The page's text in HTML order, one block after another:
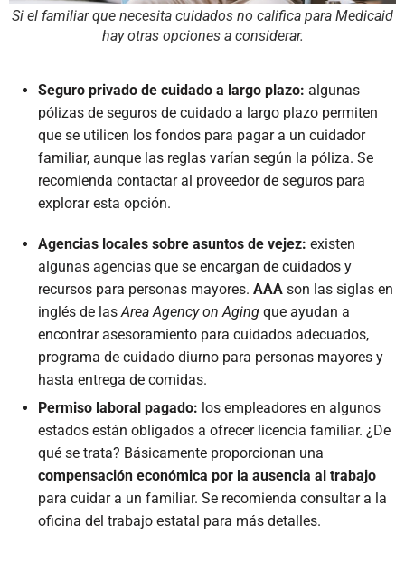
Si el familiar que necesita cuidados no califica para Medicaid
hay otras opciones a considerar.
Seguro privado de cuidado a largo plazo: algunas
pólizas de seguros de cuidado a largo plazo permiten
que se utilicen los fondos para pagar a un cuidador
familiar, aunque las reglas varían según la póliza. Se
recomienda contactar al proveedor de seguros para
explorar esta opción.
Agencias locales sobre asuntos de vejez: existen
algunas agencias que se encargan de cuidados y
recursos para personas mayores. AAA son las siglas en
inglés de lasArea Agency on Aging que ayudan a
encontrar asesoramiento para cuidados adecuados,
programa de cuidado diurno para personas mayores y
hasta entrega de comidas.
Permiso laboral pagado: los empleadores en algunos
estados están obligados a ofrecer licencia familiar. ¿De
qué se trata? Básicamente proporcionan una
compensación económica por la ausencia al trabajo
para cuidar a un familiar. Se recomienda consultar a la
oficina del trabajo estatal para más detalles.